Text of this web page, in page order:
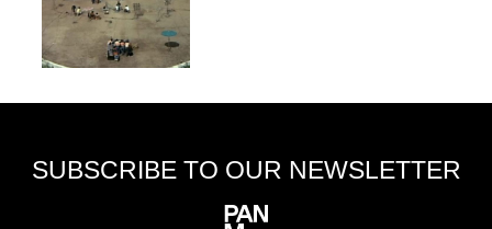
SUBSCRIBE TO OUR NEWSLETTER